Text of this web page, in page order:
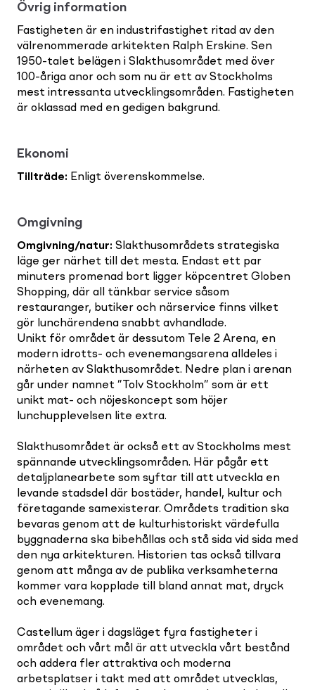
Övrig information
Fastigheten är en industrifastighet ritad av den
välrenommerade arkitekten Ralph Erskine. Sen
1950-talet belägen i Slakthusområdet med över
100-åriga anor och som nu är ett av Stockholms
mest intressanta utvecklingsområden. Fastigheten
är oklassad med en gedigen bakgrund.
Ekonomi
Tillträde: Enligt överenskommelse.
Omgivning
Omgivning/natur: Slakthusområdets strategiska
läge ger närhet till det mesta. Endast ett par
minuters promenad bort ligger köpcentret Globen
Shopping, där all tänkbar service såsom
restauranger, butiker och närservice finns vilket
gör lunchärendena snabbt avhandlade.
Unikt för området är dessutom Tele 2 Arena, en
modern idrotts- och evenemangsarena alldeles i
närheten av Slakthusområdet. Nedre plan i arenan
går under namnet ”Tolv Stockholm” som är ett
unikt mat- och nöjeskoncept som höjer
lunchupplevelsen lite extra.
Slakthusområdet är också ett av Stockholms mest
spännande utvecklingsområden. Här pågår ett
detaljplanearbete som syftar till att utveckla en
levande stadsdel där bostäder, handel, kultur och
företagande samexisterar. Områdets tradition ska
bevaras genom att de kulturhistoriskt värdefulla
byggnaderna ska bibehållas och stå sida vid sida med
den nya arkitekturen. Historien tas också tillvara
genom att många av de publika verksamheterna
kommer vara kopplade till bland annat mat, dryck
och evenemang.
Castellum äger i dagsläget fyra fastigheter i
området och vårt mål är att utveckla vårt bestånd
och addera fler attraktiva och moderna
arbetsplatser i takt med att området utvecklas,